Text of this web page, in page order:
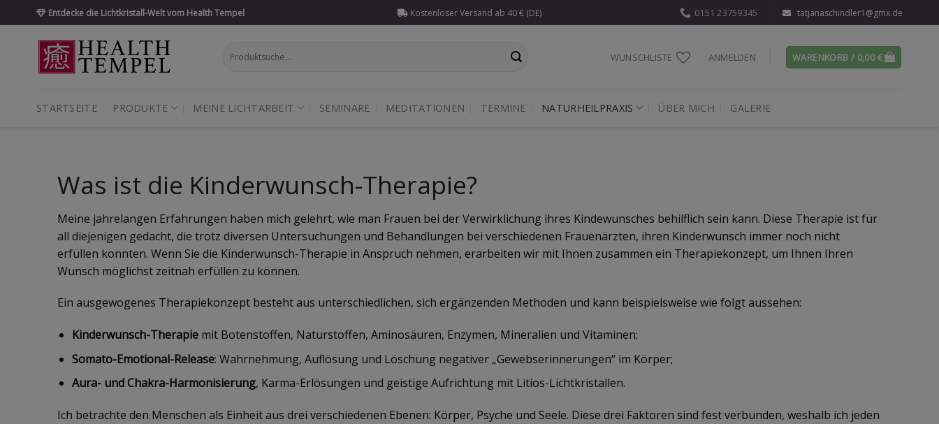
to
content
Entdecke die Lichtkristall-Welt vom Health Tempel Kostenloser Versand ab 40 € (DE) 0151 23759345 tatjanaschindler1@gmx.de
nach:
WUNSCHLISTE ANMELDEN WARENKORB / 0,00€
STARTSEITE PRODUKTE MEINE LICHTARBEIT SEMINARE MEDITATIONEN TERMINE NATURHEILPRAXIS ÜBER MICH GALERIE
Was ist die Kinderwunsch-Therapie?
Meine jahrelangen Erfahrungen haben mich gelehrt, wie man Frauen bei der Verwirklichung ihres Kindewunsches behilflich sein kann. Diese Therapie ist für
all diejenigen gedacht, die trotz diversen Untersuchungen und Behandlungen bei verschiedenen Frauenärzten, ihren Kinderwunsch immer noch nicht
erfüllen konnten. Wenn Sie die Kinderwunsch-Therapie in Anspruch nehmen, erarbeiten wir mit Ihnen zusammen ein Therapiekonzept, um Ihnen Ihren
Wunsch möglichst zeitnah erfüllen zu können.
Ein ausgewogenes Therapiekonzept besteht aus unterschiedlichen, sich ergänzenden Methoden und kann beispielsweise wie folgt aussehen:
Kinderwunsch-Therapiemit Botenstoffen, Naturstoffen, Aminosäuren, Enzymen, Mineralien und Vitaminen;
Somato-Emotional-Release: Wahrnehmung, Auflösung und Löschung negativer „Gewebserinnerungen“ im Körper;
Aura- und Chakra-Harmonisierung, Karma-Erlösungen und geistige Aufrichtung mit Litios-Lichtkristallen.
Ich betrachte den Menschen als Einheit aus drei verschiedenen Ebenen: Körper, Psyche und Seele. Diese drei Faktoren sind fest verbunden, weshalb ich jeden